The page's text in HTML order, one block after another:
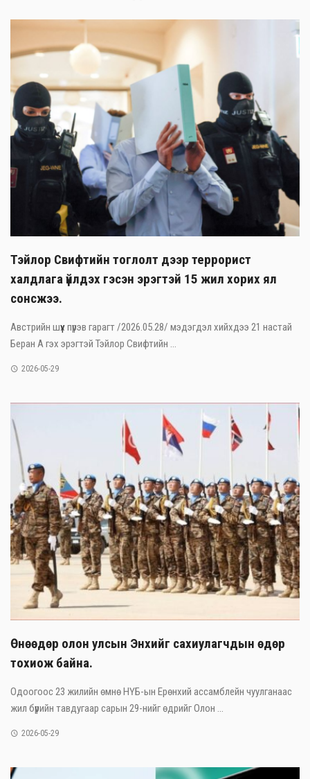
Тэйлор Свифтийн тоглолт дээр террорист
халдлага үйлдэх гэсэн эрэгтэй 15 жил хорих ял
сонсжээ.
Австрийн шүүх пүрэв гарагт /2026.05.28/ мэдэгдэл хийхдээ 21 настай
Беран А гэх эрэгтэй Тэйлор Свифтийн ...
2026-05-29
Өнөөдөр олон улсын Энхийг сахиулагчдын өдөр
тохиож байна.
Одоогоос 23 жилийн өмнө НҮБ-ын Ерөнхий ассамблейн чуулганаас
жил бүрийн тавдугаар сарын 29-нийг өдрийг Олон ...
2026-05-29